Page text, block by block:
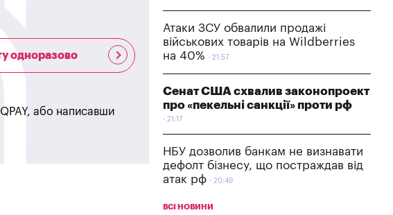
одноразово
або написавши
Атаки ЗСУ обвалили продажі
військових товарів на Wildberries
на 40%
21:57
Сенат США схвалив законопроект
про «пекельні санкції» проти рф
21:17
НБУ дозволив банкам не визнавати
дефолт бізнесу, що постраждав від
атак рф
20:49
ВСІ НОВИНИ